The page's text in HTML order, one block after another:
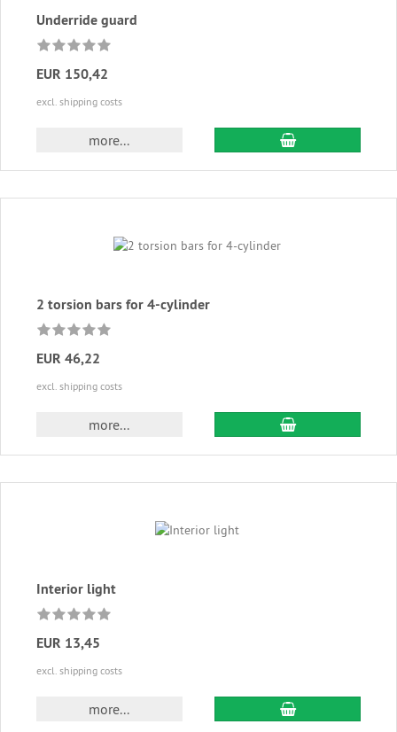
Underride guard
EUR 150,42
excl. shipping costs
more... add to cart
2 torsion bars for 4-cylinder
EUR 46,22
excl. shipping costs
more... add to cart
Interior light
EUR 13,45
excl. shipping costs
more... add to cart